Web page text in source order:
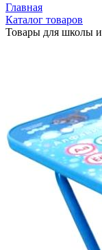
Главная
Каталог товаров
Товары для школы